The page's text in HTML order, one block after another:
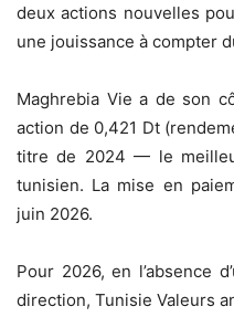
deux actions nouvelles
une jouissance à compter
Maghrebia Vie a de son
action de 0,421 Dt
titre de 2024 — le
tunisien. La mise en
juin 2026.
Pour 2026, en l’absence
direction, Tunisie Valeurs